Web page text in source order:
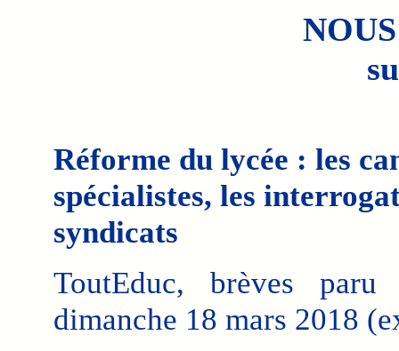
Réforme du lycée : les
spécialistes, les
syndicats
ToutEduc, brèves
dimanche 18 mars 2018